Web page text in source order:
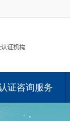
证咨询服务